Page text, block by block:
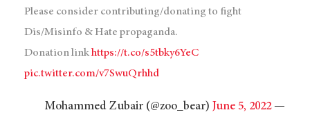
Please consider contributing/donating to fight
Dis/Misinfo & Hate propaganda.
Donation linkhttps://t.co/s5tbky6YeC
pic.twitter.com/v7SwuQrhhd
— Mohammed Zubair (@zoo_bear)
June 5, 2022